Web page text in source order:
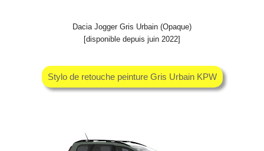
Dacia Jogger Gris Urbain (Opaque)
[disponible depuis juin 2022]
Stylo de retouche peinture Gris Urbain KPW